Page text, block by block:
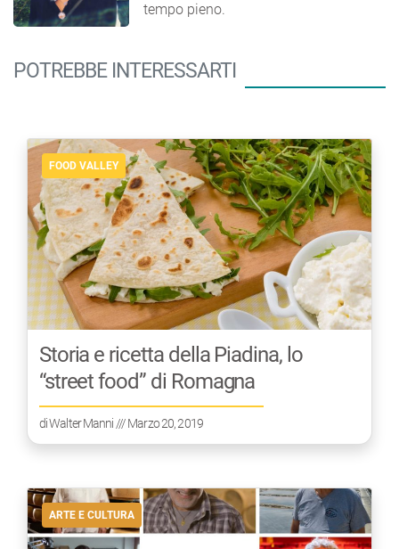
tempo pieno.
POTREBBE INTERESSARTI
FOOD VALLEY
Storia e ricetta della Piadina, lo
“street food” di Romagna
diWalter Manni /// Marzo 20, 2019
ARTE E CULTURA